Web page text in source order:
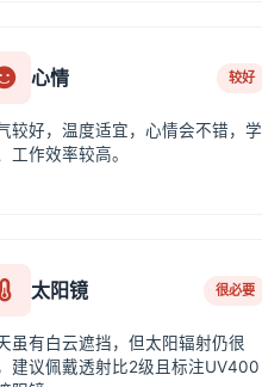
心情 较好
较好，温度适宜，心情会不错，学
工作效率较高。
太阳镜 很必要
虽有白云遮挡，但太阳辐射仍很
建议佩戴透射比2级且标注UV400